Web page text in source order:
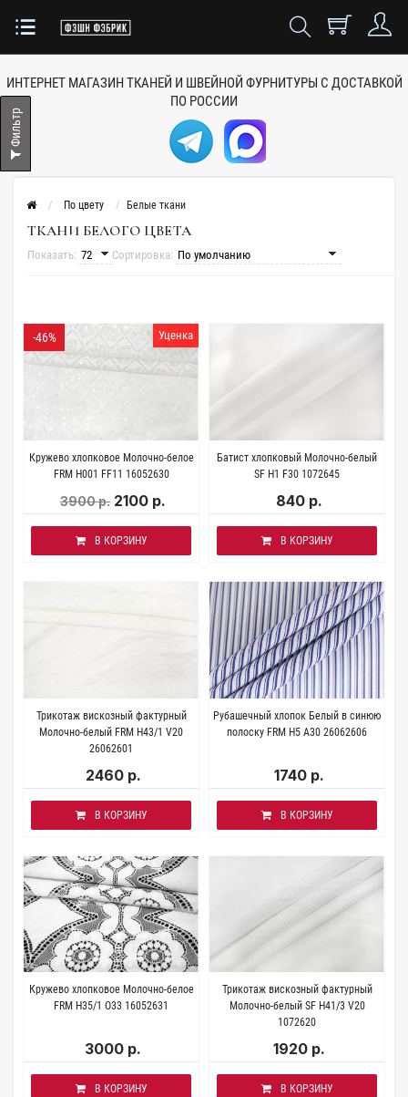
ИНТЕРНЕТ МАГАЗИН ТКАНЕЙ И ШВЕЙНОЙ ФУРНИТУРЫ С ДОСТАВКОЙ
ПО РОССИИ
По цвету Белые ткани
ТКАНИ БЕЛОГО ЦВЕТА
Показать: Сортировка:
Уценка
-46%
Кружево хлопковое Молочно-белое
FRM H001 FF11 16052630
3900 р. 2100 р.
В КОРЗИНУ
Батист хлопковый Молочно-белый
SF H1 F30 1072645
840 р.
В КОРЗИНУ
Трикотаж вискозный фактурный
Молочно-белый FRM H43/1 V20
26062601
2460 р.
В КОРЗИНУ
Рубашечный хлопок Белый в синюю
полоску FRM H5 A30 26062606
1740 р.
В КОРЗИНУ
Кружево хлопковое Молочно-белое
FRM H35/1 O33 16052631
3000 р.
В КОРЗИНУ
Трикотаж вискозный фактурный
Молочно-белый SF H41/3 V20
1072620
1920 р.
В КОРЗИНУ
Фильтр